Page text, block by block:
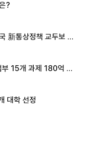
?
新통상정책 교두보 활
15개 과제 180억 지
대학 선정